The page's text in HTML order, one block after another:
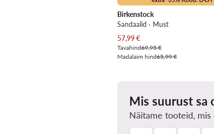
Birkenstock
Sandaalid · Must
Praegune hind
57,99€
Tavahind69,95 €
Madalaim hind65,99 €
Mis suurust sa
Näitame tooteid, mis